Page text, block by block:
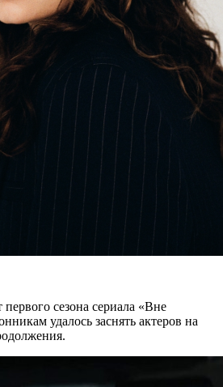
сезона сериала «Вне
удалось заснять актеров на